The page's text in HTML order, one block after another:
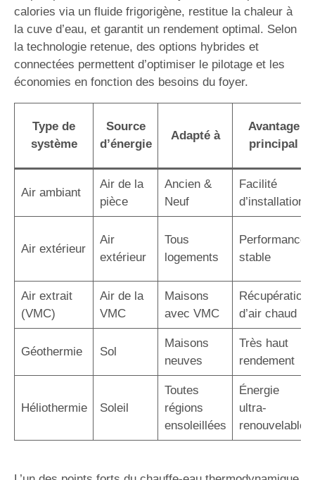
calories via un fluide frigorigène, restitue la chaleur à
la cuve d’eau, et garantit un rendement optimal. Selon
la technologie retenue, des options hybrides et
connectées permettent d’optimiser le pilotage et les
économies en fonction des besoins du foyer.
Type de
système
Source
d’énergie
Adapté à
Avantage
principal
Air ambiant
Air de la
pièce
Ancien &
Neuf
Facilité
d’installation
Air extérieur
Air
extérieur
Tous
logements
Performance
stable
Air extrait
(VMC)
Air de la
VMC
Maisons
avec VMC
Récupération
d’air chaud
Géothermie Sol
Maisons
neuves
Très haut
rendement
Héliothermie Soleil
Toutes
régions
ensoleillées
Énergie
ultra-
renouvelable